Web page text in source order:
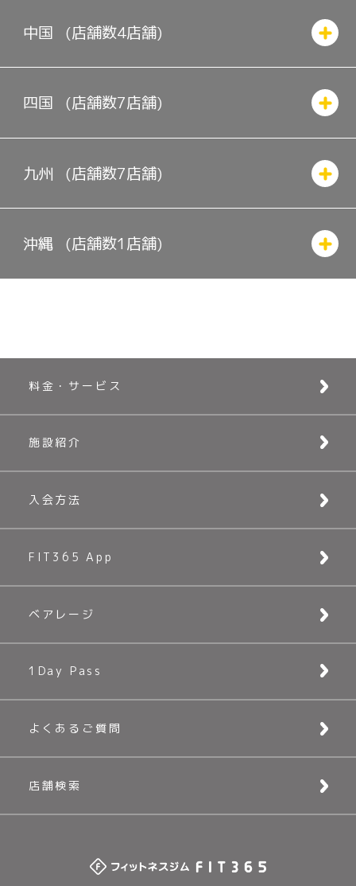
中国 (店舗数4店舗)
四国 (店舗数7店舗)
九州 (店舗数7店舗)
沖縄 (店舗数1 店舗)
料金・サービス
施設紹介
入会方法
FIT365 App
ベアレージ
1Day Pass
よくあるご質問
店舗検索